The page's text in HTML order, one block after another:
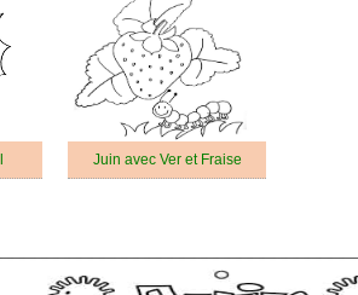
Juin avec Ver et Fraise